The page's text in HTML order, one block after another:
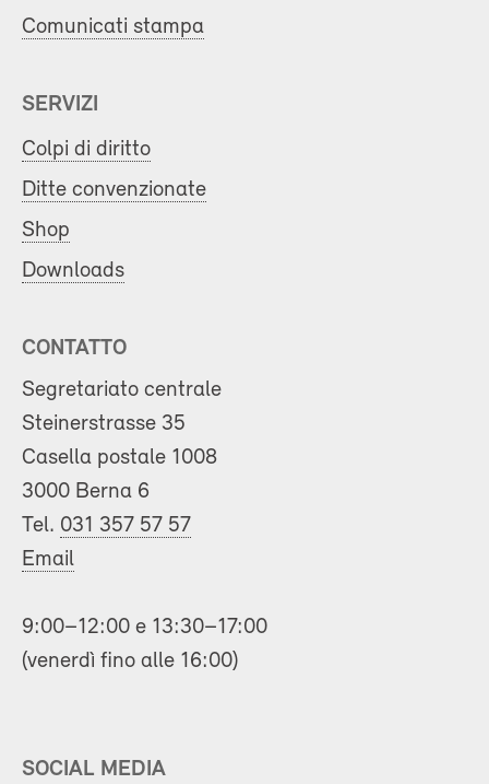
Comunicati stampa
SERVIZI
Colpi di diritto
Ditte convenzionate
Shop
Downloads
CONTATTO
Segretariato centrale
Steinerstrasse 35
Casella postale 1008
3000 Berna 6
Tel. 031 357 57 57
Email
9:00–12:00 e 13:30–17:00
(venerdì fino alle 16:00)
SOCIAL MEDIA